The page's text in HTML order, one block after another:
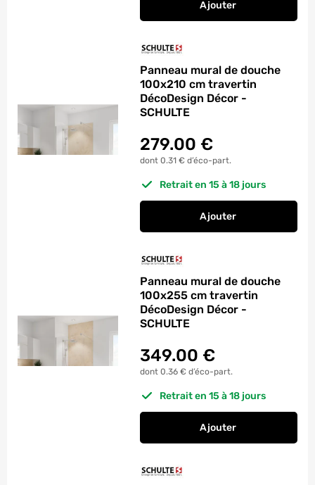
Ajouter
Panneau mural de
Panneau mural de douche
100x210 cm travertin
DécoDesign Décor -
SCHULTE
279.00 €
dont 0.31 € d’éco-part.
Retrait en 15 à 18 jours
Ajouter
Panneau mural de
Panneau mural de douche
100x255 cm travertin
DécoDesign Décor -
SCHULTE
349.00 €
dont 0.36 € d’éco-part.
Retrait en 15 à 18 jours
Ajouter
Panneau mural de